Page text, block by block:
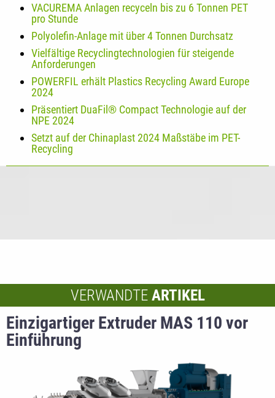
VACUREMA Anlagen recyceln bis zu 6 Tonnen PET
pro Stunde
Polyolefin-Anlage mit über 4 Tonnen Durchsatz
Vielfältige Recyclingtechnologien für steigende
Anforderungen
POWERFIL erhält Plastics Recycling Award Europe
2024
Präsentiert DuaFil® Compact Technologie auf der
NPE 2024
Setzt auf der Chinaplast 2024 Maßstäbe im PET-
Recycling
VERWANDTE ARTIKEL
Einzigartiger Extruder MAS 110 vor
Einführung